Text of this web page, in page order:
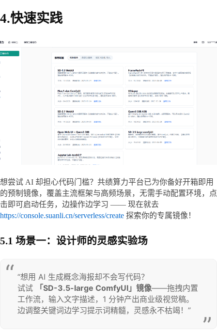
4.快速实践
想尝试 AI 却担心代码门槛？共绩算力平台已为你备好开箱即用
的预制镜像，覆盖主流框架与高频场景，无需手动配置环境，点
击即可启动任务，边操作边学习 —— 现在就去
https://console.suanli.cn/serverless/create 探索你的专属镜像！
5.1 场景一：设计师的灵感实验场
“想用 AI 生成概念海报却不会写代码？
试试
「SD-3.5-large ComfyUI」镜像​——拖拽内置
工作流，输入文字描述，1 分钟产出商业级视觉稿。
边调整关键词边学习提示词精髓，灵感永不枯竭！”